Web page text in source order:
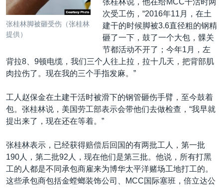
张桂林脚被砸受伤（张桂林
提供）
张桂林说，他在给MCC干活时两
次受工伤，“2016年11月，在土
建干的时候脚被3.6直径粗的钢精
砸了一下，鼓了一个大包，髁关
节都活动不开了；今年1月，左
背拉8、9顿电缆，我们三个人往上拉，拉十几天，把背部肌
肉拉伤了。现在我的三个手指发麻。”
工人赵保金在土建干活时被滑下的钢管砸伤手臂，至今鼓着
包。张桂林说，美国劳工部表示会带他们去做检查，“我早就
提出来了，现在还在等着。”
张桂林表示，已经获得赔偿后回国的有两批工人，第一批
190人，第二批92人，现在他们是第三批。他说，所有打黑
工的人都是不同承包商雇来为博华太平洋赌场工地打工的。
这些承包商包括金螳螂装饰公司、MCC国际塞班，倍立达公